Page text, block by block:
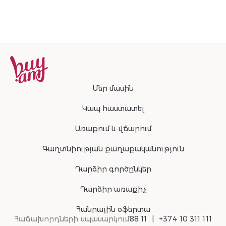
Մեր մասին
Կապ հաստատել
Առաքում և վճարում
Գաղտնիության քաղաքականություն
Դարձիր գործընկեր
Դարձիր առաքիչ
Հանրային օֆերտա
Հաճախորդների սպասարկում88 11 +374 10 311 111